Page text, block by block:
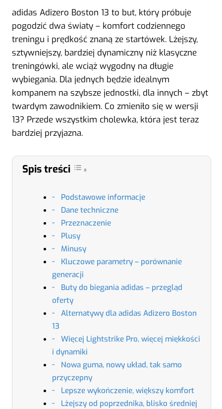
adidas Adizero Boston 13 to but, który próbuje
pogodzić dwa światy – komfort codziennego
treningu i prędkość znaną ze startówek. Lżejszy,
sztywniejszy, bardziej dynamiczny niż klasyczne
treningówki, ale wciąż wygodny na długie
wybiegania. Dla jednych będzie idealnym
kompanem na szybsze jednostki, dla innych – zbyt
twardym zawodnikiem. Co zmieniło się w wersji
13? Przede wszystkim cholewka, która jest teraz
bardziej przyjazna.
Spis treści
Podstawowe informacje
Dane techniczne
Przeznaczenie
Plusy
Minusy
Kluczowe parametry – porównanie
generacji
Buty do biegania adidas – przegląd
oferty
Alternatywy dla adidas Adizero Boston
13
Więcej Lightstrike Pro, więcej miękkości
i dynamiki
Nowa guma, nowy układ, tak samo
przyczepny
Lepsze wykończenie, większy komfort
Lżejszy od poprzednika, blisko średniej